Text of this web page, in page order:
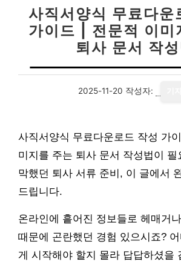
사직서양식 무료다운
가이드 | 전문적 이미
퇴사 문서 작성
2025-11-20 작성자:
사직서양식 무료다운로드 작성 가
미지를 주는 퇴사 문서 작성법이 필
막했던 퇴사 서류 준비, 이 글에서
드립니다.
온라인에 흩어진 정보들로 헤매거
때문에 곤란했던 경험 있으시죠?
게 시작해야 할지 몰라 답답하셨을